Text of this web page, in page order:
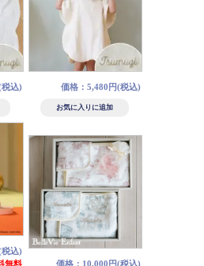
込) 価格：5,480円(税込)
込)
無料
価格：10,000円(税込)